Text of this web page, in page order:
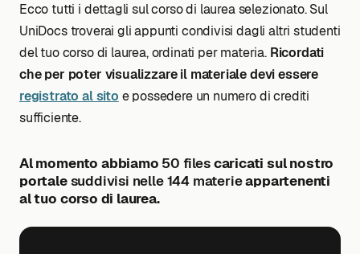
Ecco tutti i dettagli sul corso di laurea selezionato. Sul
UniDocs troverai gli appunti condivisi dagli altri studenti
del tuo corso di laurea, ordinati per materia. Ricordati
che per poter visualizzare il materiale devi essere
registrato al sito e possedere un numero di crediti
sufficiente.
Al momento abbiamo 50 filescaricati sul nostro
portalesuddivisi nelle 144 materieappartenenti
al tuo corso di laurea.